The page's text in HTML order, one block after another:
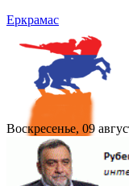
Еркрамас
Воскресенье, 09